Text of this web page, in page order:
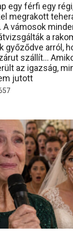
egy férfi egy
megrakott
A vámosok
a
győződve arról,
szállít…
az igazság,
jutott